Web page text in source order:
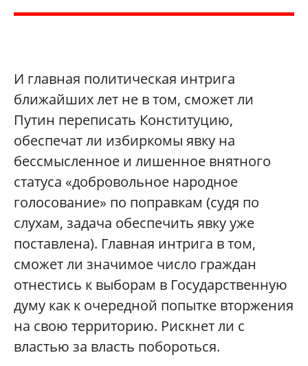
И главная политическая интрига
ближайших лет не в том, сможет ли
Путин переписать Конституцию,
обеспечат ли избиркомы явку на
бессмысленное и лишенное внятного
статуса «добровольное народное
голосование» по поправкам (судя по
слухам, задача обеспечить явку уже
поставлена). Главная интрига в том,
сможет ли значимое число граждан
отнестись к выборам в Государственную
думу как к очередной попытке вторжения
на свою территорию. Рискнет ли с
властью за власть побороться.